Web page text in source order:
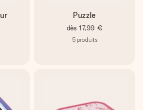
Puzzle
dès 17,99 €
5 produits